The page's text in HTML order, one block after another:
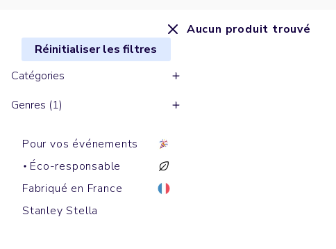
Réinitialiser les filtres
Catégories
Genres (1)
Pour vos événements
Éco-responsable
Fabriqué en France
Stanley Stella
Aucun produit trouvé